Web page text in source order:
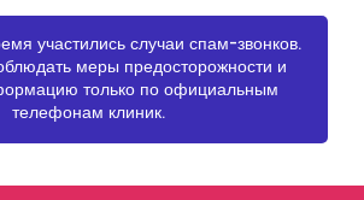
участились случаи спам-звонков.
меры предосторожности и
только по официальным
телефонам клиник.